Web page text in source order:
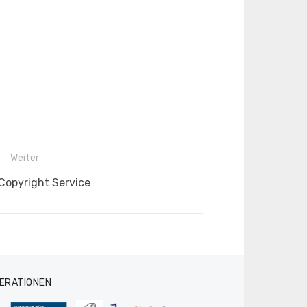
Weiter
Service